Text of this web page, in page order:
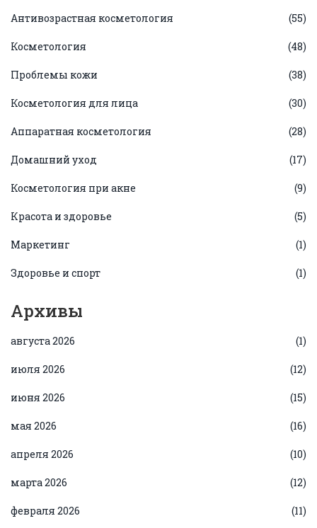
Антивозрастная косметология (55)
Косметология (48)
Проблемы кожи (38)
Косметология для лица (30)
Аппаратная косметология (28)
Домашний уход (17)
Косметология при акне (9)
Красота и здоровье (5)
Маркетинг (1)
Здоровье и спорт (1)
Архивы
августа 2026 (1)
июля 2026 (12)
июня 2026 (15)
мая 2026 (16)
апреля 2026 (10)
марта 2026 (12)
февраля 2026 (11)